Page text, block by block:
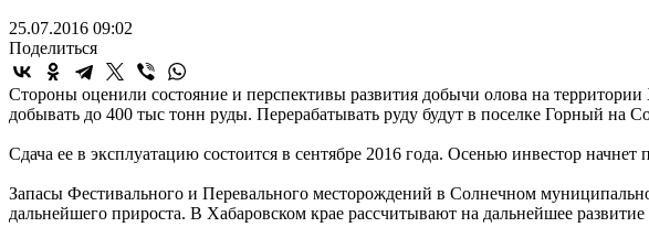
25.07.2016 09:02
Поделиться
Стороны оценили состояние и перспективы развития добычи олова на
добывать до 400 тыс тонн руды. Перерабатывать руду будут в поселке Горный на
Сдача ее в эксплуатацию состоится в сентябре 2016 года. Осенью инвестор
Запасы Фестивального и Перевального месторождений в Солнечном
дальнейшего прироста. В Хабаровском крае рассчитывают на дальнейшее